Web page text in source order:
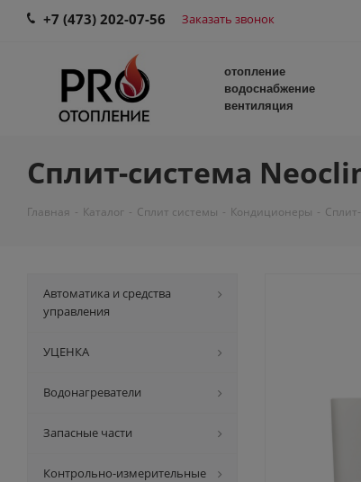
+7 (473) 202-07-56 Заказать звонок
отопление
водоснабжение
вентиляция
Сплит-система
Главная - Каталог - Сплит системы - Кондиционеры -
Автоматика и средства
управления
УЦЕНКА
Водонагреватели
Запасные части
Контрольно-измерительные